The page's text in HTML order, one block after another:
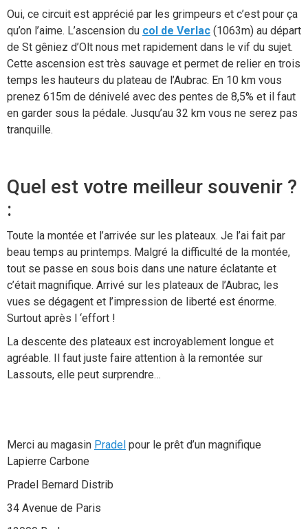
Oui, ce circuit est apprécié par les grimpeurs et c’est pour ça
qu’on l’aime. L’ascension du col de Verlac (1063m) au départ
de St gêniez d’Olt nous met rapidement dans le vif du sujet.
Cette ascension est très sauvage et permet de relier en trois
temps les hauteurs du plateau de l’Aubrac. En 10 km vous
prenez 615m de dénivelé avec des pentes de 8,5% et il faut
en garder sous la pédale. Jusqu’au 32 km vous ne serez pas
tranquille.
Quel est votre meilleur souvenir ?
:
Toute la montée et l’arrivée sur les plateaux. Je l’ai fait par
beau temps au printemps. Malgré la difficulté de la montée,
tout se passe en sous bois dans une nature éclatante et
c’était magnifique. Arrivé sur les plateaux de l’Aubrac, les
vues se dégagent et l’impression de liberté est énorme.
Surtout après l ‘effort !
La descente des plateaux est incroyablement longue et
agréable. Il faut juste faire attention à la remontée sur
Lassouts, elle peut surprendre…
Merci au magasin Pradel pour le prêt d’un magnifique
Lapierre Carbone
Pradel Bernard Distrib
34 Avenue de Paris